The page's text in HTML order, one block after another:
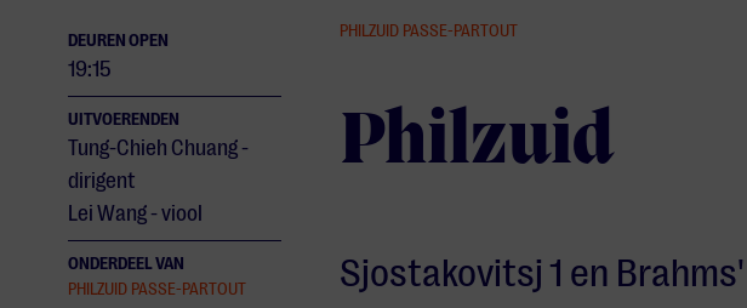
DEUREN OPEN
19:15
UITVOERENDEN
Tung-Chieh Chuang -
dirigent
Lei Wang - viool
ONDERDEEL VAN
PHILZUID PASSE-PARTOUT
PHILZUID PASSE-PARTOUT
Philzuid
Sjostakovitsj 1 en